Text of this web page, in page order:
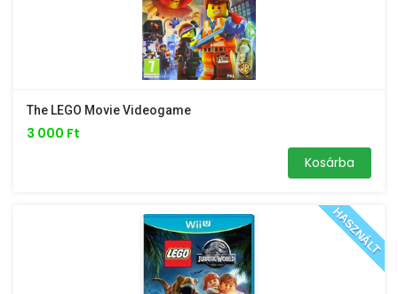
The LEGO Movie Videogame
3 000 Ft
Kosárba
HASZNÁLT